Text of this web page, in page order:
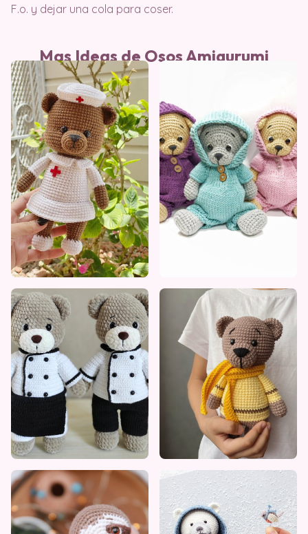
F.o. y dejar una cola para coser.
Mas Ideas de Osos Amigurumi